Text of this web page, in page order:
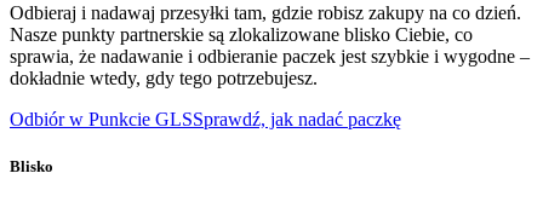
Odbieraj i nadawaj przesyłki tam, gdzie robisz zakupy na co dzień.
Nasze punkty partnerskie są zlokalizowane blisko Ciebie, co
sprawia, że nadawanie i odbieranie paczek jest szybkie i wygodne –
dokładnie wtedy, gdy tego potrzebujesz.
Odbiór w Punkcie GLSSprawdź, jak nadać paczkę
Blisko